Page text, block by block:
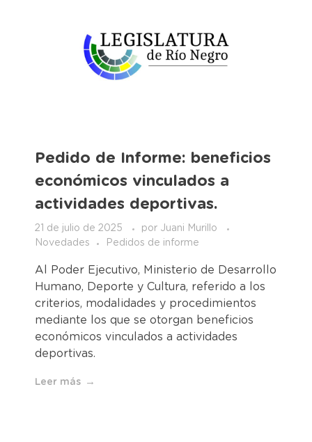
Pedido de Informe: beneficios
económicos vinculados a
actividades deportivas.
21 de julio de 2025 por Juani Murillo
Novedades
Pedidos de informe
Al Poder Ejecutivo, Ministerio de Desarrollo
Humano, Deporte y Cultura, referido a los
criterios, modalidades y procedimientos
mediante los que se otorgan beneficios
económicos vinculados a actividades
deportivas.
Leer más